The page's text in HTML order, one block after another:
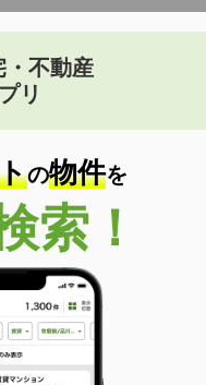
不動産
リ
の物件を
索！